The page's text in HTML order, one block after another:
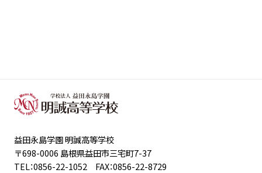
益田永島学園 明誠高等学校
〒698-0006 島根県益田市三宅町7-37
TEL：0856-22-1052 FAX：0856-22-8729